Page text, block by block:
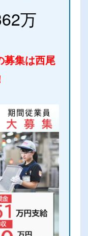
万
募集は西尾